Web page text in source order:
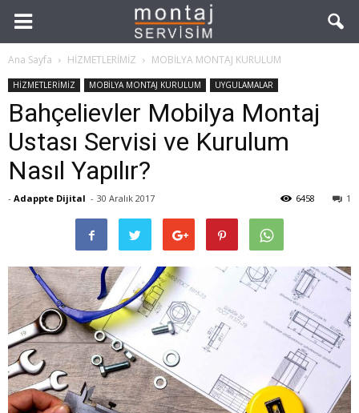
Ana Sayfa HİZMETLERİMİZ MOBİLYA MONTAJ KURULUM
HİZMETLERİMİZ MOBİLYA MONTAJ KURULUM UYGULAMALAR
Bahçelievler Mobilya Montaj
Ustası Servisi ve Kurulum
Nasıl Yapılır?
- Adappte Dijital - 30 Aralık 2017 1
6458